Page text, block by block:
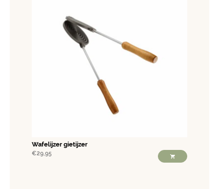
Wafelijzer gietijzer
€29,95